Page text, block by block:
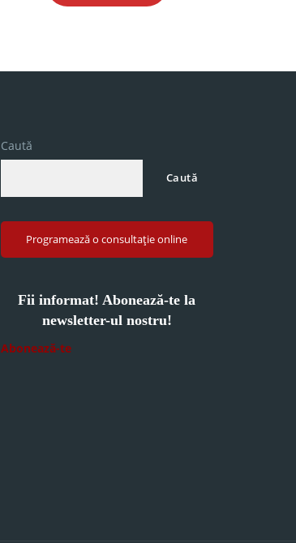
Caută
Caută
Programează o consultație online
Fii informat! Abonează-te la
newsletter-ul nostru!
Abonează-te